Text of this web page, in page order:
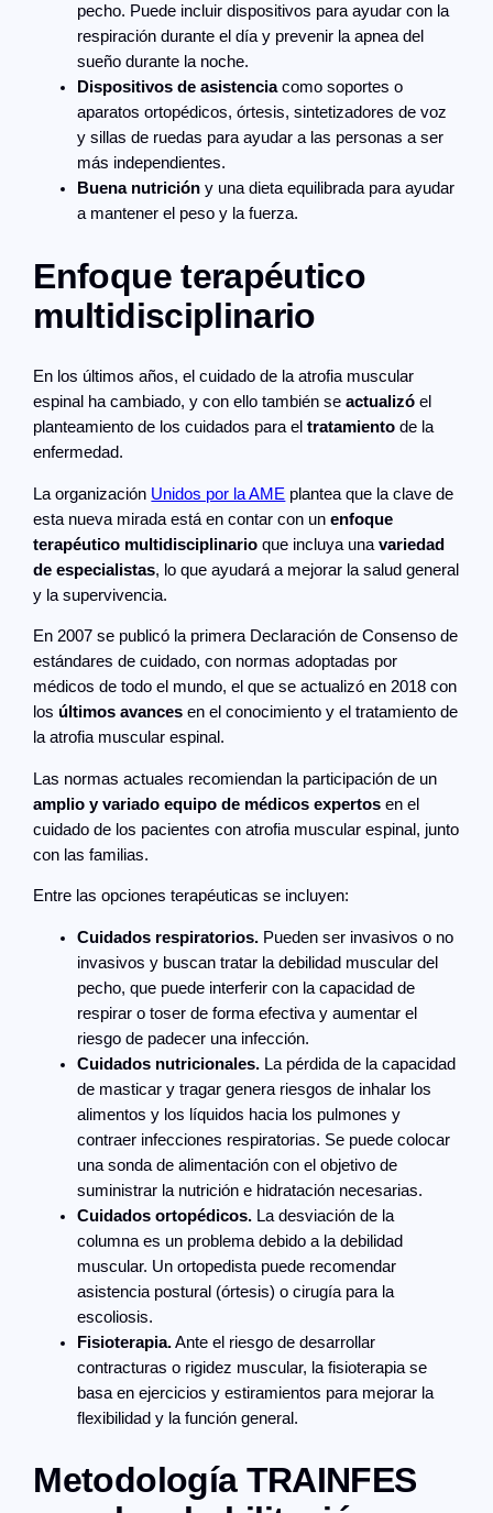
pecho. Puede incluir dispositivos para ayudar con la
respiración durante el día y prevenir la apnea del
sueño durante la noche.
Dispositivos de asistenciacomo soportes o
aparatos ortopédicos, órtesis, sintetizadores de voz
y sillas de ruedas para ayudar a las personas a ser
más independientes.
Buena nutrición y una dieta equilibrada para ayudar
a mantener el peso y la fuerza.
Enfoque terapéutico
multidisciplinario
En los últimos años, el cuidado de la atrofia muscular
espinal ha cambiado, y con ello también seactualizó el
planteamiento de los cuidados para eltratamiento de la
enfermedad.
La organización Unidos por la AME plantea que la clave de
esta nueva mirada está en contar con unenfoque
terapéutico multidisciplinario que incluya unavariedad
de especialistas, lo que ayudará a mejorar la salud general
y la supervivencia.
En 2007 se publicó la primera Declaración de Consenso de
estándares de cuidado, con normas adoptadas por
médicos de todo el mundo, el que se actualizó en 2018 con
los últimos avances en el conocimiento y el tratamiento de
la atrofia muscular espinal.
Las normas actuales recomiendan la participación de un
amplio y variado equipo de médicos expertos en el
cuidado de los pacientes con atrofia muscular espinal, junto
con las familias.
Entre las opciones terapéuticas se incluyen:
Cuidados respiratorios. Pueden ser invasivos o no
invasivos y buscan tratar la debilidad muscular del
pecho, que puede interferir con la capacidad de
respirar o toser de forma efectiva y aumentar el
riesgo de padecer una infección.
Cuidados nutricionales. La pérdida de la capacidad
de masticar y tragar genera riesgos de inhalar los
alimentos y los líquidos hacia los pulmones y
contraer infecciones respiratorias. Se puede colocar
una sonda de alimentación con el objetivo de
suministrar la nutrición e hidratación necesarias.
Cuidados ortopédicos. La desviación de la
columna es un problema debido a la debilidad
muscular. Un ortopedista puede recomendar
asistencia postural (órtesis) o cirugía para la
escoliosis.
Fisioterapia.Ante el riesgo de desarrollar
contracturas o rigidez muscular, la fisioterapia se
basa en ejercicios y estiramientos para mejorar la
flexibilidad y la función general.
Metodología TRAINFES